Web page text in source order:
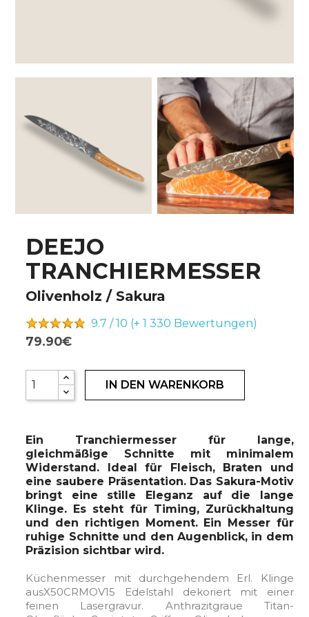
DEEJO
TRANCHIERMESSER
Olivenholz / Sakura
9.7 / 10 (+ 1 330 Bewertungen)
79.90€
IN DEN WARENKORB
Ein Tranchiermesser für lange,
gleichmäßige Schnitte mit minimalem
Widerstand. Ideal für Fleisch, Braten und
eine saubere Präsentation. Das Sakura-Motiv
bringt eine stille Eleganz auf die lange
Klinge. Es steht für Timing, Zurückhaltung
und den richtigen Moment. Ein Messer für
ruhige Schnitte und den Augenblick, in dem
Präzision sichtbar wird.
Küchenmesser mit durchgehendem Erl. Klinge
ausX50CRMOV15 Edelstahl dekoriert mit einer
feinen Lasergravur. Anthrazitgraue Titan-